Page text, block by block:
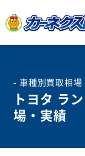
- 車種別買取相場
トヨタ ラ
場・実績